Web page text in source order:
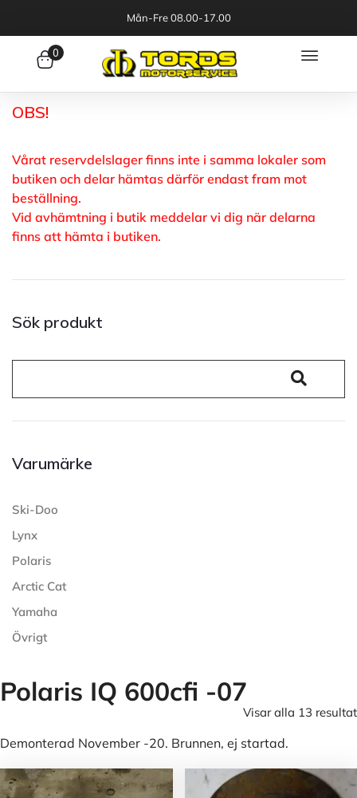
Mån-Fre 08.00-17.00
0
OBS!
Vårat reservdelslager finns inte i samma lokaler som
butiken och delar hämtas därför endast fram mot
beställning.
Vid avhämtning i butik meddelar vi dig när delarna
finns att hämta i butiken.
Sök produkt
Varumärke
Ski-Doo
Lynx
Polaris
Arctic Cat
Yamaha
Övrigt
Polaris IQ 600cfi -07
Visar alla 13 resultat
Demonterad November -20. Brunnen, ej startad.